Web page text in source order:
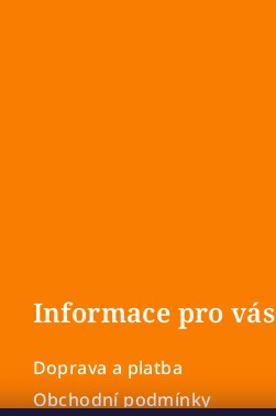
Informace pro vás
Doprava a platba
Obchodní podmínky